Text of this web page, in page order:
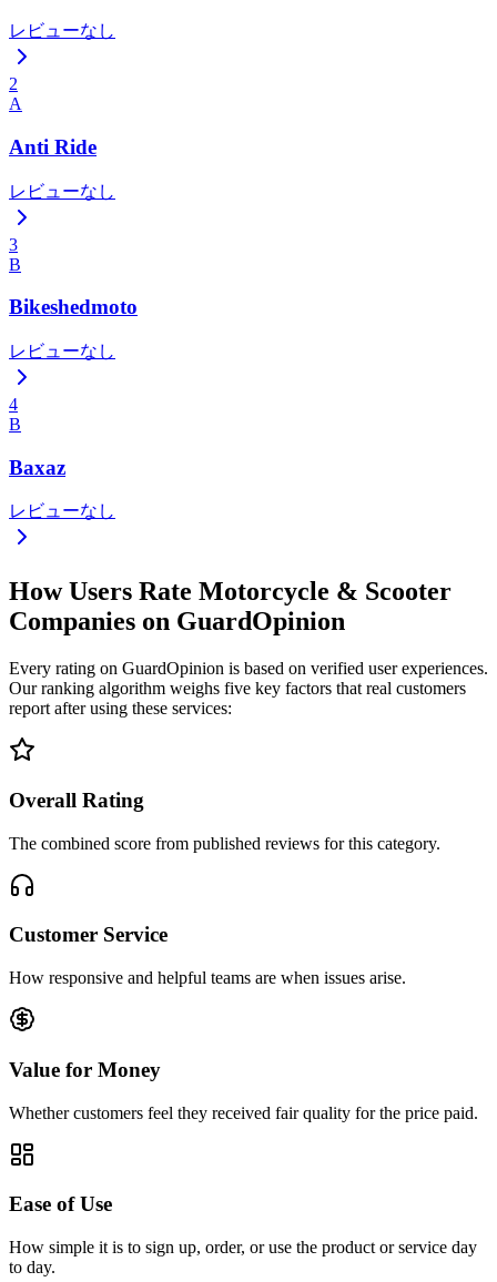
レビューなし
2
A
Anti Ride
レビューなし
3
B
Bikeshedmoto
レビューなし
4
B
Baxaz
レビューなし
How Users Rate Motorcycle & Scooter
Companies on GuardOpinion
Every rating on GuardOpinion is based on verified user experiences.
Our ranking algorithm weighs five key factors that real customers
report after using these services:
Overall Rating
The combined score from published reviews for this category.
Customer Service
How responsive and helpful teams are when issues arise.
Value for Money
Whether customers feel they received fair quality for the price paid.
Ease of Use
How simple it is to sign up, order, or use the product or service day
to day.